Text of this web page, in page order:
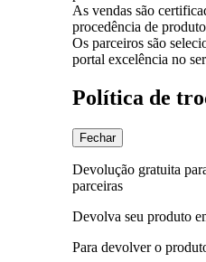
As vendas são
procedência de
Os parceiros são
portal excelência no
Política de
Fechar
Devolução gratuita
parceiras
Devolva seu produto
Para devolver o